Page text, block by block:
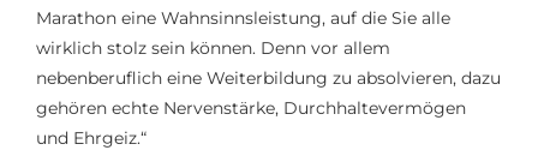
Marathon eine Wahnsinnsleistung, auf die Sie alle
wirklich stolz sein können. Denn vor allem
nebenberuflich eine Weiterbildung zu absolvieren, dazu
gehören echte Nervenstärke, Durchhaltevermögen
und Ehrgeiz.“